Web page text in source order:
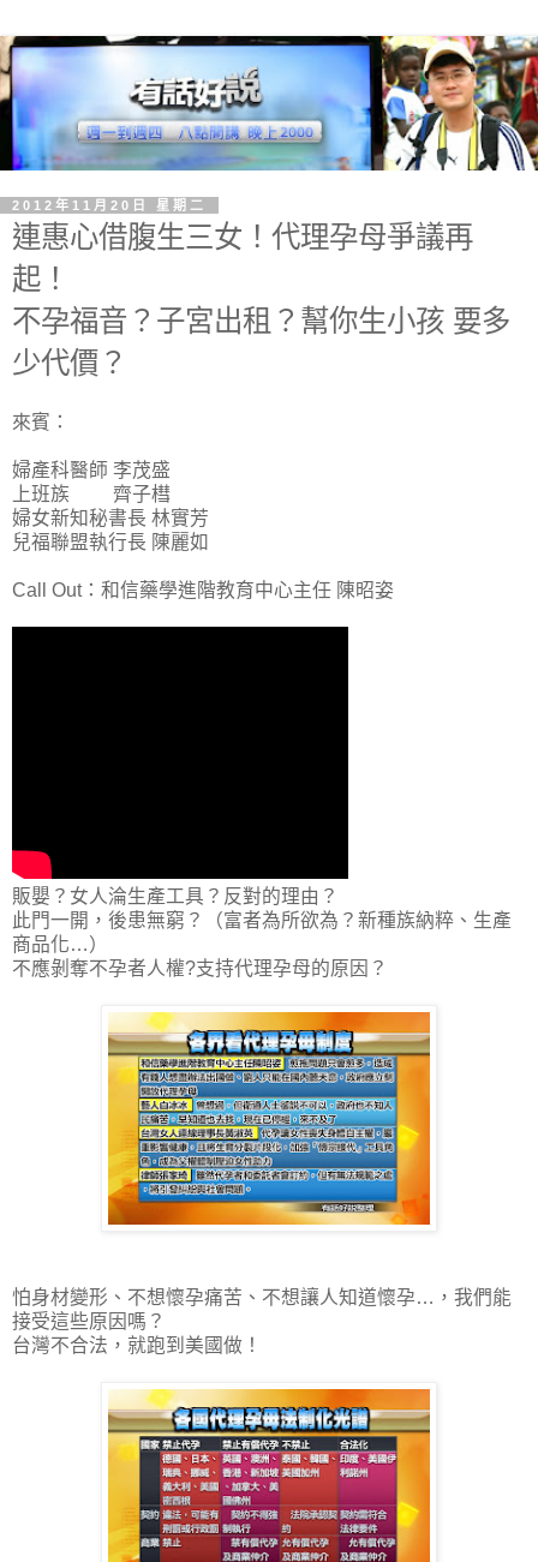
2012年11月20日 星期二
連惠心借腹生三女！代理孕母爭議再
起！
不孕福音？子宮出租？幫你生小孩 要多
少代價？
來賓：
婦產科醫師 李茂盛
上班族 齊子槥
婦女新知秘書長 林實芳
兒福聯盟執行長 陳麗如
Call Out：和信藥學進階教育中心主任 陳昭姿
販嬰？女人淪生產工具？反對的理由？
此門一開，後患無窮？（富者為所欲為？新種族納粹、生產
商品化…）
不應剝奪不孕者人權?支持代理孕母的原因？
怕身材變形、不想懷孕痛苦、不想讓人知道懷孕…，我們能
接受這些原因嗎？
台灣不合法，就跑到美國做！